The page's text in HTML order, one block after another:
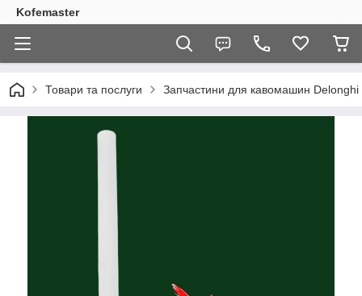
Kofemaster
Товари та послуги Запчастини для кавомашин Delonghi